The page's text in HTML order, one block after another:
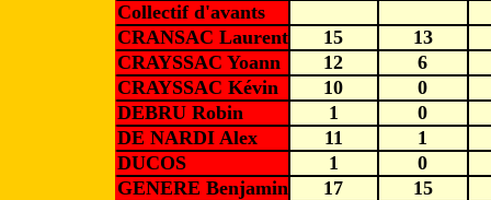
Collectif d'avants
CRANSAC Laurent
15
13
CRAYSSAC Yoann
12
6
CRAYSSAC Kévin
10
0
DEBRU Robin
1
0
DE NARDI Alex
11
1
DUCOS
1
0
GENERE Benjamin
17
15